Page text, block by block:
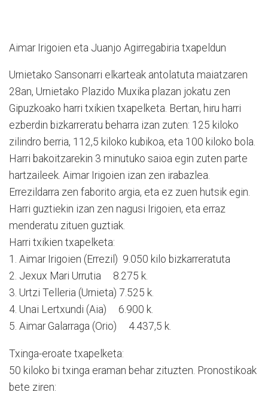
Aimar Irigoien eta Juanjo Agirregabiria txapeldun
Urnietako Sansonarri elkarteak antolatuta maiatzaren
28an, Urnietako Plazido Muxika plazan jokatu zen
Gipuzkoako harri txikien txapelketa. Bertan, hiru harri
ezberdin bizkarreratu beharra izan zuten: 125 kiloko
zilindro berria, 112,5 kiloko kubikoa, eta 100 kiloko bola.
Harri bakoitzarekin 3 minutuko saioa egin zuten parte
hartzaileek. Aimar Irigoien izan zen irabazlea.
Errezildarra zen faborito argia, eta ez zuen hutsik egin.
Harri guztiekin izan zen nagusi Irigoien, eta erraz
menderatu zituen guztiak.
Harri txikien txapelketa:
1. Aimar Irigoien (Errezil) 9.050 kilo bizkarreratuta
2. Jexux Mari Urrutia 8.275 k.
3. Urtzi Telleria (Urnieta) 7.525 k.
4. Unai Lertxundi (Aia) 6.900 k.
5. Aimar Galarraga (Orio) 4.437,5 k.
Txinga-eroate txapelketa:
50 kiloko bi txinga eraman behar zituzten. Pronostikoak
bete ziren: